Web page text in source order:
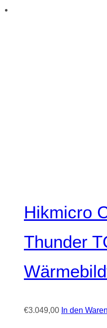
Hikmicro
Thunder
€3.049,00 In den